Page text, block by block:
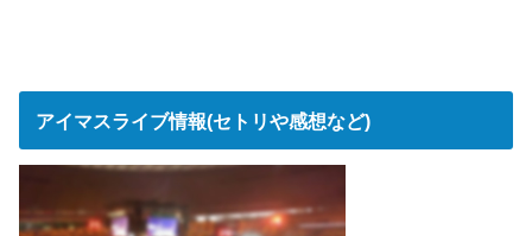
アイマスライブ情報(セトリや感想など)